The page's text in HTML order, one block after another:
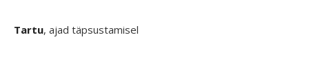
Tartu, ajad täpsustamisel